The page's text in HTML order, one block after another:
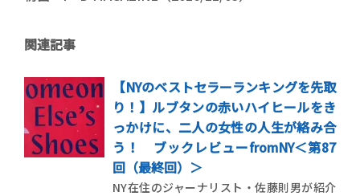
関連記事
【NYのベストセラーランキングを先取
り！】ルブタンの赤いハイヒールをき
っかけに、二人の女性の人生が絡み合
う！ ブックレビューfromNY＜第87
回（最終回）＞
NY在住のジャーナリスト・佐藤則男が紹介